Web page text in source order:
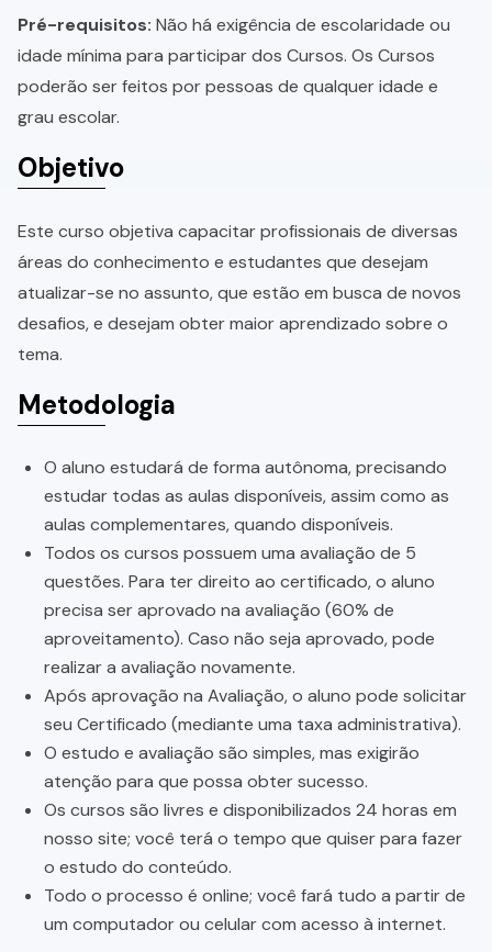
Pré-requisitos: Não há exigência de escolaridade ou
idade mínima para participar dos Cursos. Os Cursos
poderão ser feitos por pessoas de qualquer idade e
grau escolar.
Objetivo
Este curso objetiva capacitar profissionais de diversas
áreas do conhecimento e estudantes que desejam
atualizar-se no assunto, que estão em busca de novos
desafios, e desejam obter maior aprendizado sobre o
tema.
Metodologia
O aluno estudará de forma autônoma, precisando
estudar todas as aulas disponíveis, assim como as
aulas complementares, quando disponíveis.
Todos os cursos possuem uma avaliação de 5
questões. Para ter direito ao certificado, o aluno
precisa ser aprovado na avaliação (60% de
aproveitamento). Caso não seja aprovado, pode
realizar a avaliação novamente.
Após aprovação na Avaliação, o aluno pode solicitar
seu Certificado (mediante uma taxa administrativa).
O estudo e avaliação são simples, mas exigirão
atenção para que possa obter sucesso.
Os cursos são livres e disponibilizados 24 horas em
nosso site; você terá o tempo que quiser para fazer
o estudo do conteúdo.
Todo o processo é online; você fará tudo a partir de
um computador ou celular com acesso à internet.